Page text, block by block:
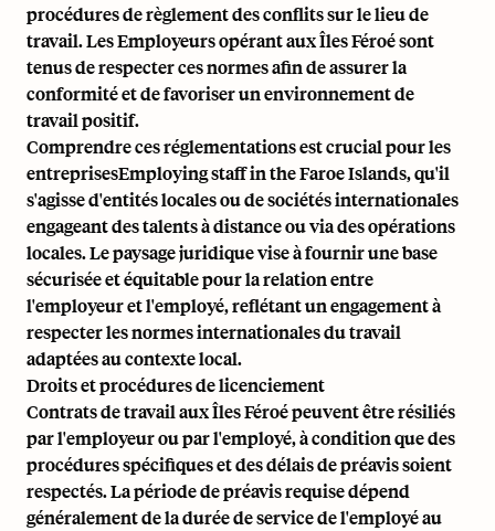
procédures de règlement des conflits sur le lieu de
travail. Les Employeurs opérant aux Îles Féroé sont
tenus de respecter ces normes afin deassurer la
conformitéet de favoriser un environnement de
travail positif.
Comprendre ces réglementations est crucial pour les
entreprisesEmploying staff in the Faroe Islands, qu'il
s'agisse d'entités locales ou de sociétés internationales
engageant des talents à distance ou via des opérations
locales. Le paysage juridique vise à fournir une base
sécurisée et équitable pour la relation entre
l'employeur et l'employé, reflétant un engagement à
respecter les normes internationales du travail
adaptées au contexte local.
Droits et procédures de licenciement
Contrats de travailaux Îles Féroé peuvent être résiliés
par l'employeur ou par l'employé, à condition que des
procédures spécifiques et des délais de préavis soient
respectés. La période de préavis requise dépend
généralement de la durée de service de l'employé au